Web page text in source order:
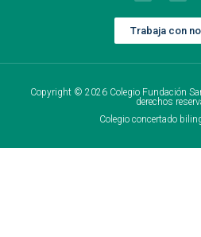
Trabaja con
Copyright © 2026 Colegio Fundación
derechos
Colegio concertado